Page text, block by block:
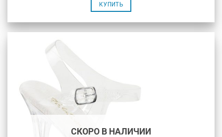
КУПИТЬ
СКОРО В НАЛИЧИИ